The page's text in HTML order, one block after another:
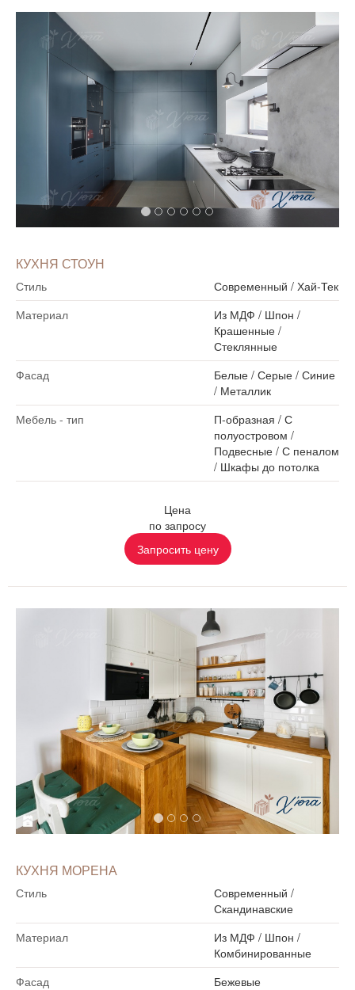
КУХНЯ СТОУН
Стиль Современный / Хай-Тек
Материал
Из МДФ / Шпон /
Крашенные/
Стеклянные
Фасад
Белые/ Серые/ Синие
/ Металлик
Мебель - тип
П-образная / С
полуостровом /
Подвесные/ С пеналом
/ Шкафы до потолка
Цена
по запросу
Запросить цену
КУХНЯ МОРЕНА
Стиль Современный /
Скандинавские
Материал
Из МДФ / Шпон /
Комбинированные
Фасад
Бежевые